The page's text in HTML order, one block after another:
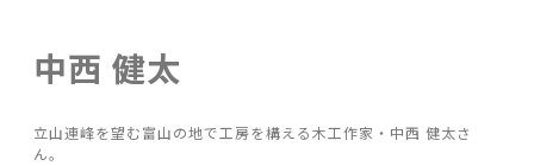
中西 健太
立山連峰を望む富山の地で工房を構える木工作家・中西 健太さ
ん。